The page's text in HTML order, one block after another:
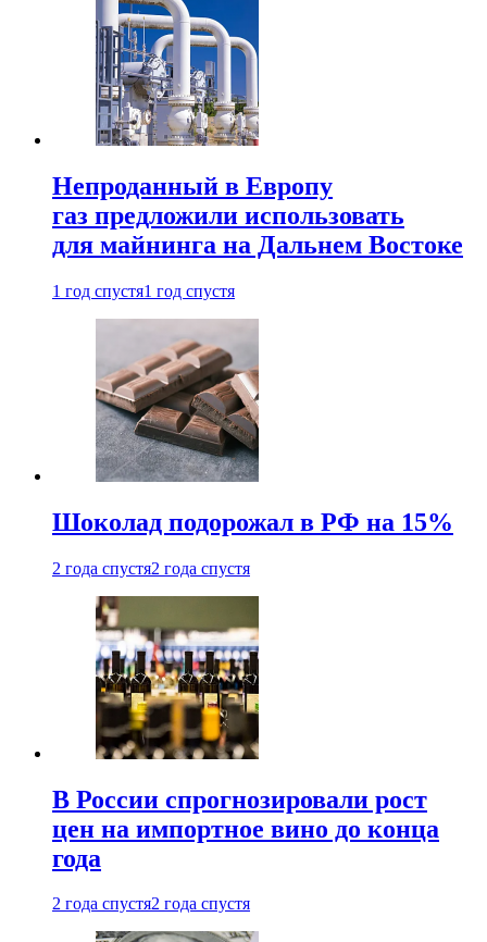
Непроданный в Европу
газ предложили использовать
для майнинга на Дальнем Востоке
1 год спустя1 год спустя
Шоколад подорожал в РФ на 15%
2 года спустя2 года спустя
В России спрогнозировали рост
цен на импортное вино до конца
года
2 года спустя2 года спустя